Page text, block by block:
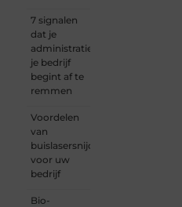
7 signalen
dat je
administratie
je bedrijf
begint af te
remmen
Voordelen
van
buislasersnijden
voor uw
bedrijf
Bio-